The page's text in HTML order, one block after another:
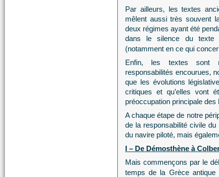
Par ailleurs, les textes
mêlent aussi très souvent
deux régimes ayant été
dans le silence du texte
(notamment en ce qui
Enfin, les textes sont
responsabilités encourues,
que les évolutions
critiques et qu’elles vont
préoccupation principale
A chaque étape de notre
de la responsabilité civile
du navire piloté, mais
I – De Démosthène à
Mais commençons par le
temps de la Grèce antique